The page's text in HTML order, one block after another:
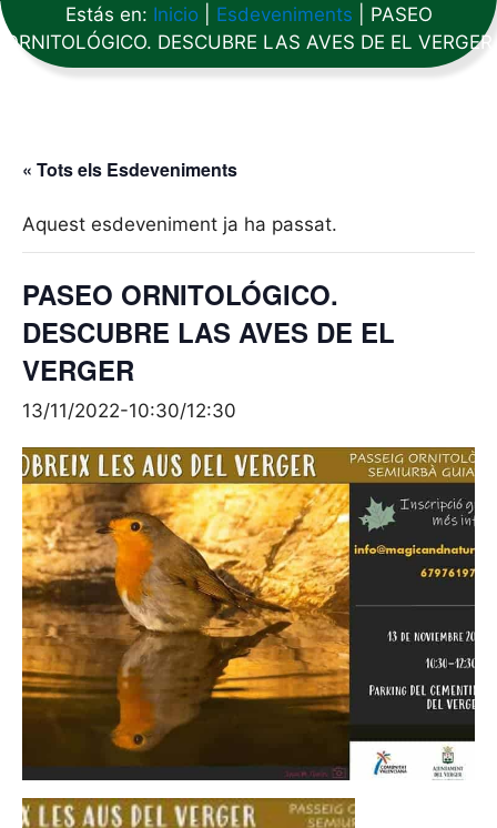
Estás en: Inicio| Esdeveniments
PASEO
ORNITOLÓGICO. DESCUBRE LAS AVES DE EL VERGER
« Tots els Esdeveniments
Aquest esdeveniment ja ha passat.
PASEO ORNITOLÓGICO.
DESCUBRE LAS AVES DE EL
VERGER
13/11/2022-10:30/12:30